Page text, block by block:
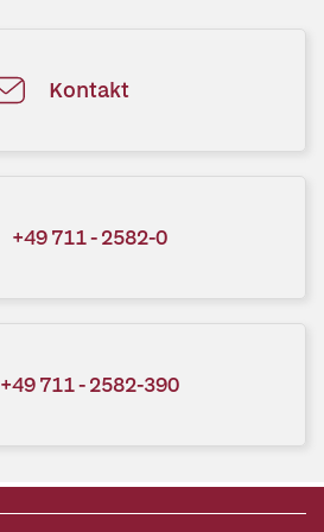
Kontakt
+49 711 - 2582-0
+49 711 - 2582-390